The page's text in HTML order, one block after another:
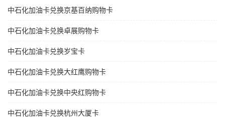
中石化加油卡兑换京基百纳购物卡
中石化加油卡兑换卓展购物卡
中石化加油卡兑换岁宝卡
中石化加油卡兑换大红鹰购物卡
中石化加油卡兑换中央红购物卡
中石化加油卡兑换杭州大厦卡